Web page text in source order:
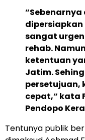
dipersiapkan
sangat
rehab.
ketentuan
Jatim.
persetujuan,
cepat,“ kata
Pendopo
Tentunya publik